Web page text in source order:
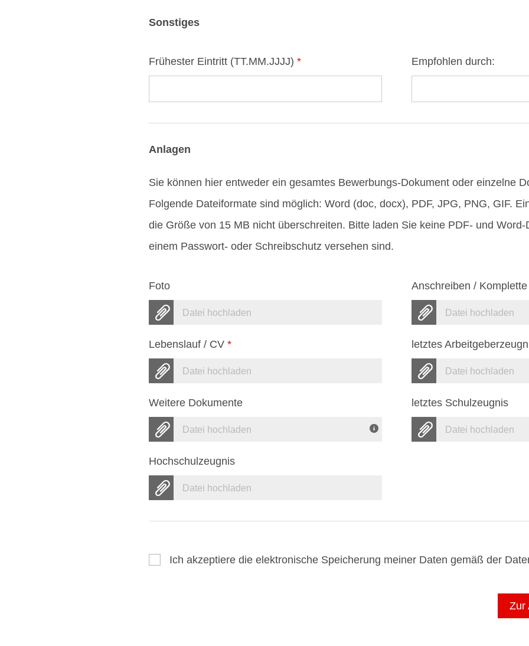
Sonstiges
Frühester Eintritt (TT.MM.JJJJ) * Empfohlen durch:
Anlagen
Sie können hier entweder ein gesamtes Bewerbungs-Dokument oder einzelne
Folgende Dateiformate sind möglich: Word (doc, docx), PDF, JPG, PNG, GIF.
die Größe von 15 MB nicht überschreiten. Bitte laden Sie keine PDF- und
einem Passwort- oder Schreibschutz versehen sind.
Foto
Datei hochladen
Anschreiben /
Datei hochladen
Lebenslauf / CV *
Datei hochladen
letztes
Datei hochladen
Weitere Dokumente
Datei hochladen
letztes Schulzeugnis
Datei hochladen
Hochschulzeugnis
Datei hochladen
Ich akzeptiere die elektronische Speicherung meiner Daten gemäß der
Zur